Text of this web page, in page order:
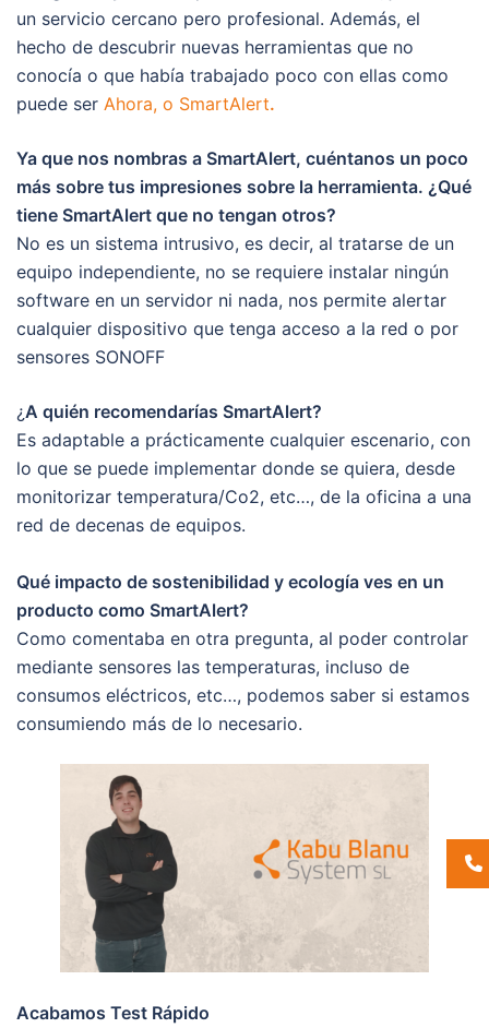
un servicio cercano pero profesional. Además, el
hecho de descubrir nuevas herramientas que no
conocía o que había trabajado poco con ellas como
puede ser Ahora, o SmartAlert.
Ya que nos nombras a SmartAlert, cuéntanos un poco
más sobre tus impresiones sobre la herramienta. ¿Qué
tiene SmartAlert que no tengan otros?
No es un sistema intrusivo, es decir, al tratarse de un
equipo independiente, no se requiere instalar ningún
software en un servidor ni nada, nos permite alertar
cualquier dispositivo que tenga acceso a la red o por
sensores SONOFF
¿A quién recomendarías SmartAlert?
Es adaptable a prácticamente cualquier escenario, con
lo que se puede implementar donde se quiera, desde
monitorizar temperatura/Co2, etc…, de la oficina a una
red de decenas de equipos.
Qué impacto de sostenibilidad y ecología ves en un
producto como SmartAlert?
Como comentaba en otra pregunta, al poder controlar
mediante sensores las temperaturas, incluso de
consumos eléctricos, etc…, podemos saber si estamos
consumiendo más de lo necesario.
Acabamos Test Rápido